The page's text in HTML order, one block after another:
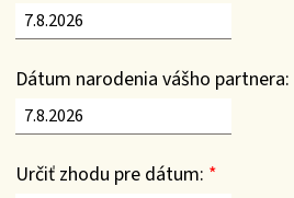
Dátum narodenia vášho partnera:
Určiť zhodu pre dátum: *